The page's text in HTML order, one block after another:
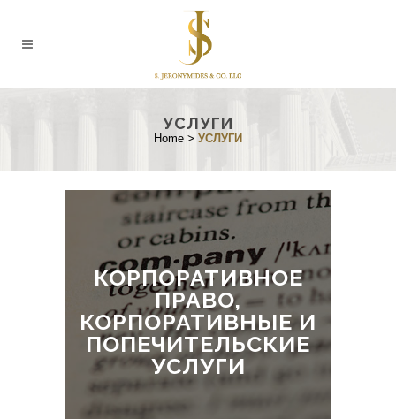
УСЛУГИ
Home > УСЛУГИ
КОРПОРАТИВНОЕ
ПРАВО,
КОРПОРАТИВНЫЕ И
ПОПЕЧИТЕЛЬСКИЕ
УСЛУГИ